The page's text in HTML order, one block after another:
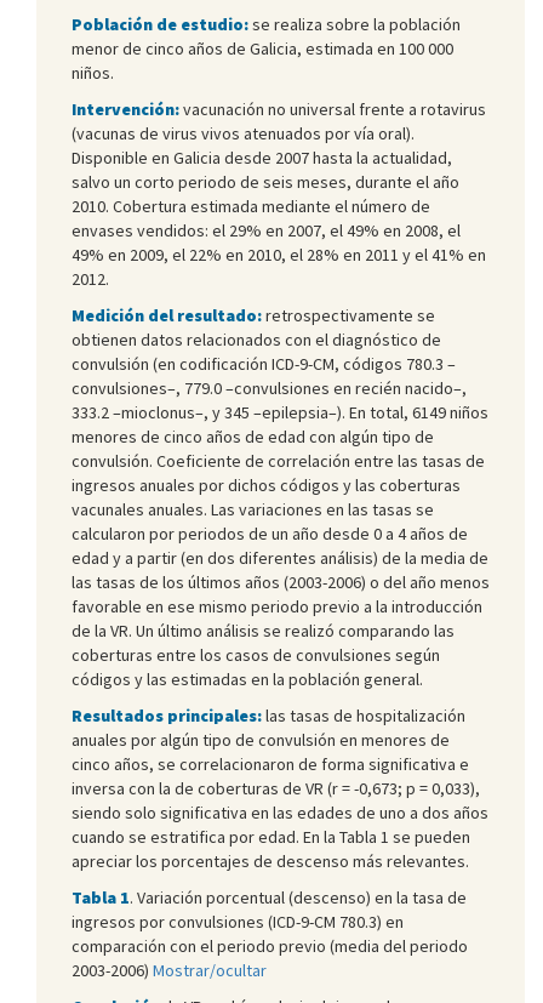
Población de estudio:se realiza sobre la población
menor de cinco años de Galicia, estimada en 100 000
niños.
Intervención:vacunación no universal frente a rotavirus
(vacunas de virus vivos atenuados por vía oral).
Disponible en Galicia desde 2007 hasta la actualidad,
salvo un corto periodo de seis meses, durante el año
2010. Cobertura estimada mediante el número de
envases vendidos: el 29% en 2007, el 49% en 2008, el
49% en 2009, el 22% en 2010, el 28% en 2011 y el 41% en
2012.
Medición del resultado:retrospectivamente se
obtienen datos relacionados con el diagnóstico de
convulsión (en codificación ICD-9-CM, códigos 780.3 –
convulsiones–, 779.0 –convulsiones en recién nacido–,
333.2 –mioclonus–, y 345 –epilepsia–). En total, 6149 niños
menores de cinco años de edad con algún tipo de
convulsión. Coeficiente de correlación entre las tasas de
ingresos anuales por dichos códigos y las coberturas
vacunales anuales. Las variaciones en las tasas se
calcularon por periodos de un año desde 0 a 4 años de
edad y a partir (en dos diferentes análisis) de la media de
las tasas de los últimos años (2003-2006) o del año menos
favorable en ese mismo periodo previo a la introducción
de la VR. Un último análisis se realizó comparando las
coberturas entre los casos de convulsiones según
códigos y las estimadas en la población general.
Resultados principales:las tasas de hospitalización
anuales por algún tipo de convulsión en menores de
cinco años, se correlacionaron de forma significativa e
inversa con la de coberturas de VR (r = -0,673; p = 0,033),
siendo solo significativa en las edades de uno a dos años
cuando se estratifica por edad. En la Tabla 1 se pueden
apreciar los porcentajes de descenso más relevantes.
Tabla 1. Variación porcentual (descenso) en la tasa de
ingresos por convulsiones (ICD-9-CM 780.3) en
comparación con el periodo previo (media del periodo
2003-2006) Mostrar/ocultar